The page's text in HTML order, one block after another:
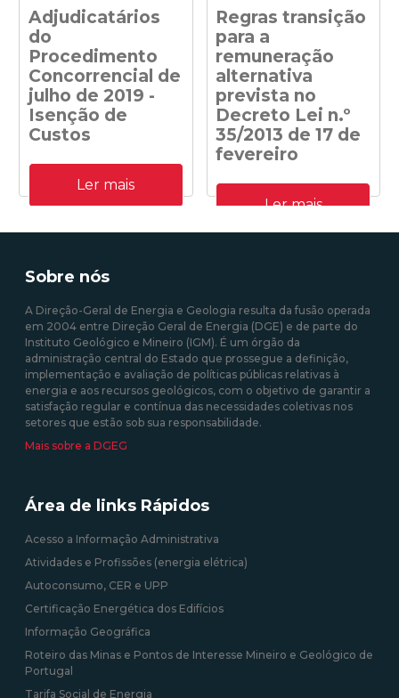
Adjudicatários
do
Procedimento
Concorrencial de
julho de 2019 -
Isenção de
Custos
Adjudicatários do
Procedimento
Concorrencial de julho de
capacidade de receção na
produzida em centrais
solares fotovoltaicas -
09/09/2020 12:00:00
Ler mais
Regras transição
para a
remuneração
alternativa
prevista no
Decreto Lei n.º
35/2013 de 17 de
fevereiro
Despacho n.º
41/DGEG/2020: Regras
10/08/2020 12:00:00
Ler mais
Sobre nós
A Direção-Geral de Energia e Geologia resulta da fusão operada
em 2004 entre Direção Geral de Energia (DGE) e de parte do
Instituto Geológico e Mineiro (IGM). É um órgão da
administração central do Estado que prossegue a definição,
implementação e avaliação de políticas públicas relativas à
energia e aos recursos geológicos, com o objetivo de garantir a
satisfação regular e contínua das necessidades coletivas nos
setores que estão sob sua responsabilidade.
Mais sobre a DGEG
Área de links Rápidos
Acesso a Informação Administrativa
Atividades e Profissões (energia elétrica)
Autoconsumo, CER e UPP
Certificação Energética dos Edifícios
Informação Geográfica
Roteiro das Minas e Pontos de Interesse Mineiro e Geológico de
Portugal
Tarifa Social de Energia